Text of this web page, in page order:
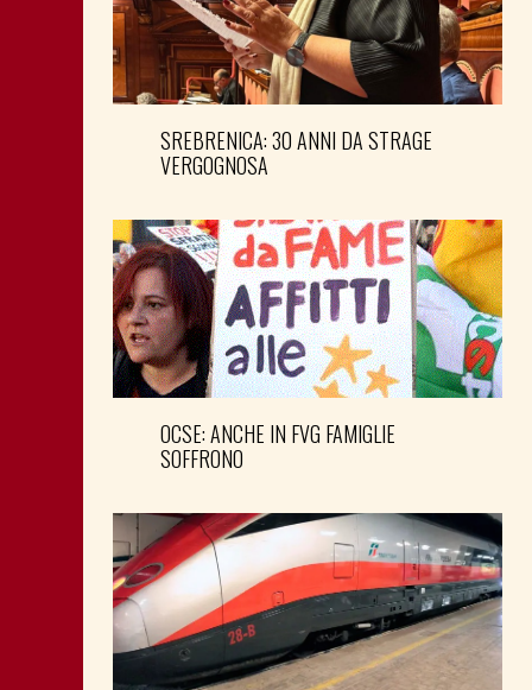
SREBRENICA: 30 ANNI DA STRAGE
VERGOGNOSA
OCSE: ANCHE IN FVG FAMIGLIE
SOFFRONO